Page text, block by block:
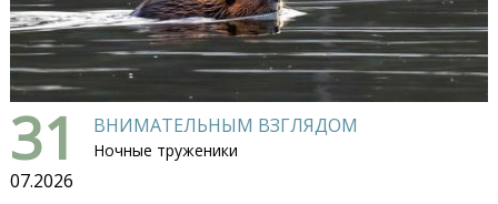
31
07.2026
ВНИМАТЕЛЬНЫМ ВЗГЛЯДОМ
Ночные труженики